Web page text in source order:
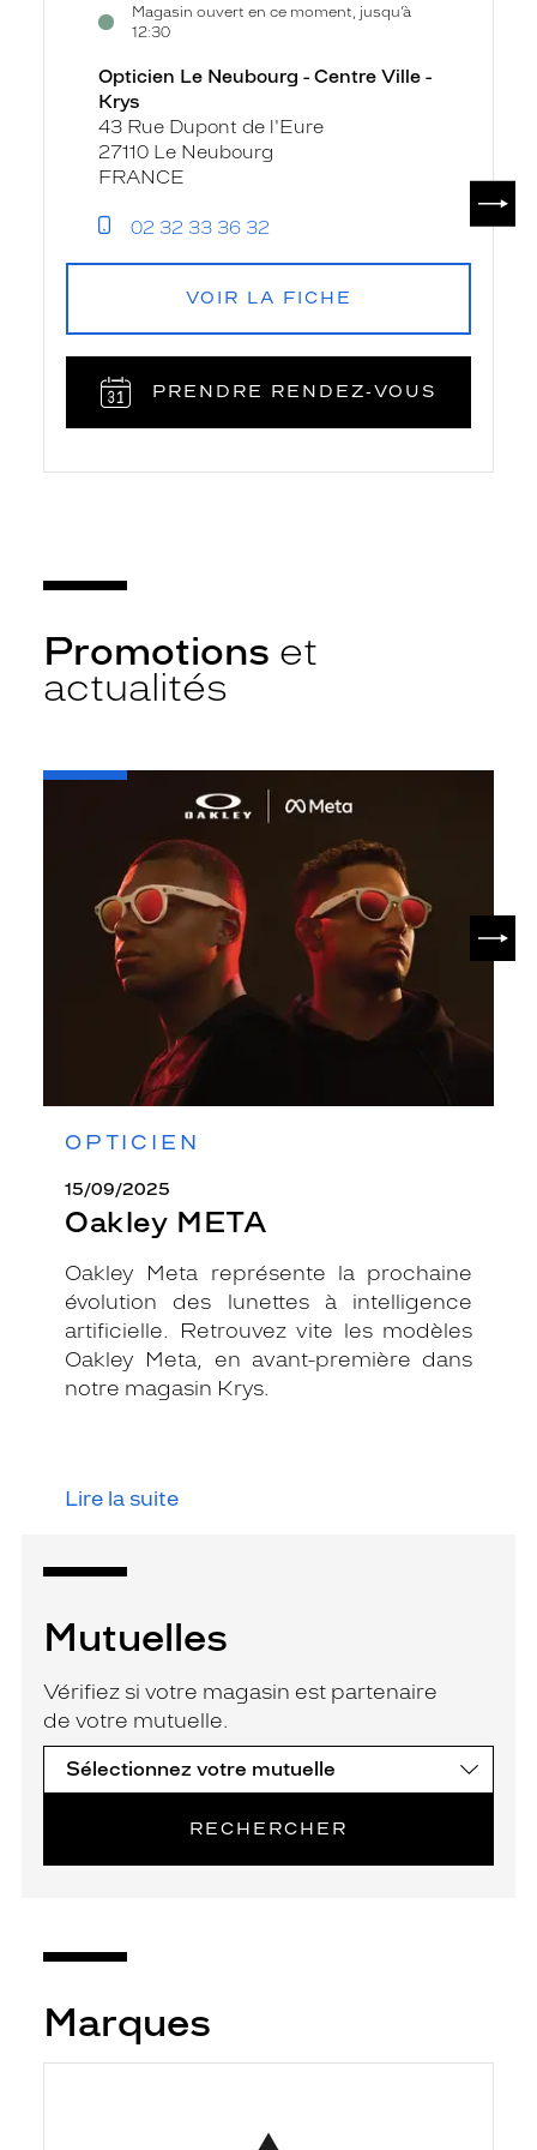
Centre
Magasin ouvert en ce moment, jusqu’à
12:30
Opticien Le Neubourg - Centre Ville -
Krys
43 Rue Dupont de l'Eure
27110 Le Neubourg
FRANCE
02 32 33 36 32
VOIR LA FICHE
PRENDRE RENDEZ‑VOUS
Promotions et
actualités
OPTICIEN
15/09/2025
Oakley META
Oakley Meta représente la prochaine
évolution des lunettes à intelligence
artificielle. Retrouvez vite les modèles
Oakley Meta, en avant-première dans
notre magasin Krys.
Lire la suite
-
Mutuelles
Vérifiez si votre magasin est partenaire
de votre mutuelle.
RECHERCHER
Marques